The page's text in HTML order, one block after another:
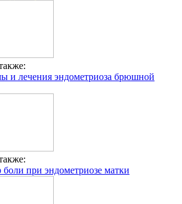
и лечения эндометриоза брюшной
боли при эндометриозе матки